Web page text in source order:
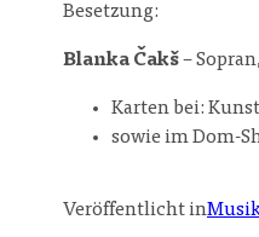
Besetzung:
Blanka Čakš–
Karten bei:
sowie im Dom-
Veröffentlicht in